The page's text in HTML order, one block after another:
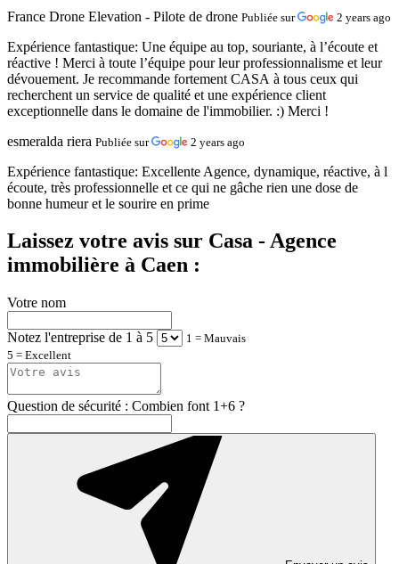
France Drone Elevation - Pilote de drone Publiée sur 2 years ago
Expérience fantastique: Une équipe au top, souriante, à l’écoute et
réactive ! Merci à toute l’équipe pour leur professionnalisme et leur
dévouement. Je recommande fortement CASA à tous ceux qui
recherchent un service de qualité et une expérience client
exceptionnelle dans le domaine de l'immobilier. :) Merci !
esmeralda riera Publiée sur 2 years ago
Expérience fantastique: Excellente Agence, dynamique, réactive, à l
écoute, très professionnelle et ce qui ne gâche rien une dose de
bonne humeur et le sourire en prime
Laissez votre avis sur Casa - Agence
immobilière à Caen :
Votre nom
Notez l'entreprise de 1 à 5
1 = Mauvais
5 = Excellent
Question de sécurité : Combien font 1+6 ?